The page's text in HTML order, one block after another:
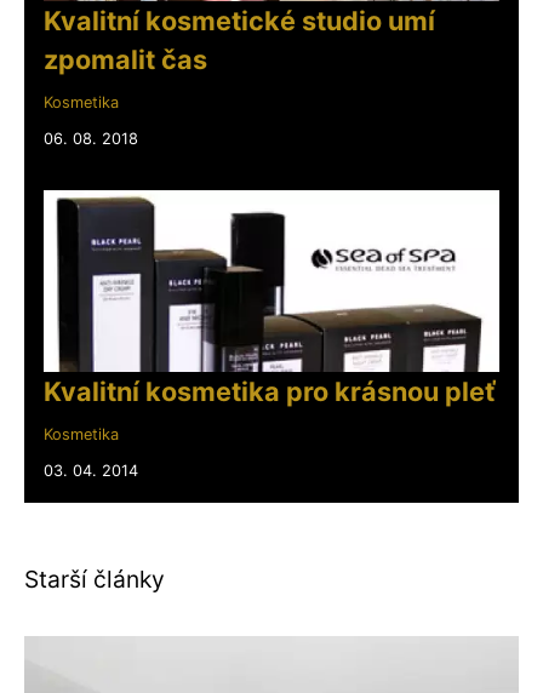
Kvalitní kosmetické studio umí
zpomalit čas
Kosmetika
06. 08. 2018
Kvalitní kosmetika pro krásnou pleť
Kosmetika
03. 04. 2014
Starší články